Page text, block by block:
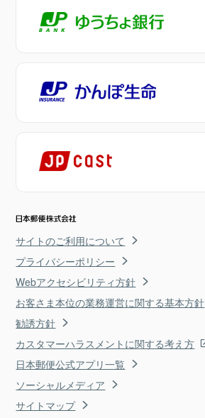
サイトのご利用について
プライバシーポリシー
Webアクセシビリティ方針
お客さま本位の業務運営に関する基本方針
勧誘方針
カスタマーハラスメントに関する考え方
日本郵便公式アプリ一覧
ソーシャルメディア
サイトマップ